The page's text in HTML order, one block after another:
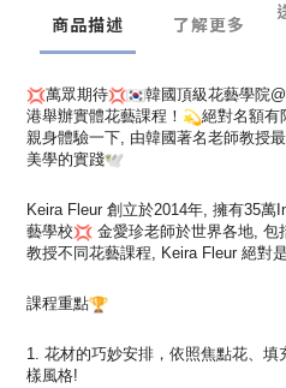
商品描述 了解更多
萬眾期待 韓國頂級花藝學院
港舉辦實體花藝課程！
絕對名額有
親身體驗一下, 由韓國著名老師教授
美學的實踐
Keira Fleur 創立於2014年, 擁有35
藝學校
金愛珍老師於世界各地, 包
教授不同花藝課程, Keira Fleur 絕對
課程重點
1. 花材的巧妙安排，依照焦點花、填
樣風格!